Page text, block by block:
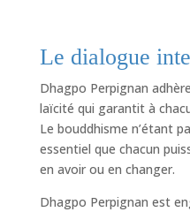
Le dialogue
Dhagpo Perpignan
laïcité qui garantit à
Le bouddhisme n’étant
essentiel que chacun
en avoir ou en changer.
Dhagpo Perpignan est